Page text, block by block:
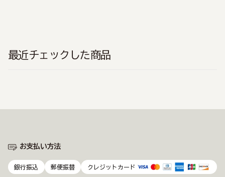
最近チェックした商品
お支払い方法
銀行振込 郵便振替 クレジットカード